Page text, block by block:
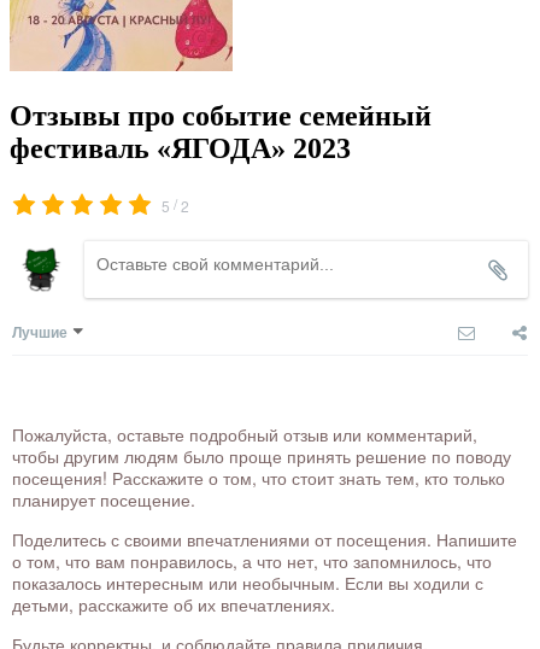
Отзывы про событие семейный
фестиваль «ЯГОДА» 2023
5 /2
Лучшие
Пожалуйста, оставьте подробный отзыв или комментарий,
чтобы другим людям было проще принять решение по поводу
посещения! Расскажите о том, что стоит знать тем, кто только
планирует посещение.
Поделитесь с своими впечатлениями от посещения. Напишите
о том, что вам понравилось, а что нет, что запомнилось, что
показалось интересным или необычным. Если вы ходили с
детьми, расскажите об их впечатлениях.
Будьте корректны, и соблюдайте правила приличия.